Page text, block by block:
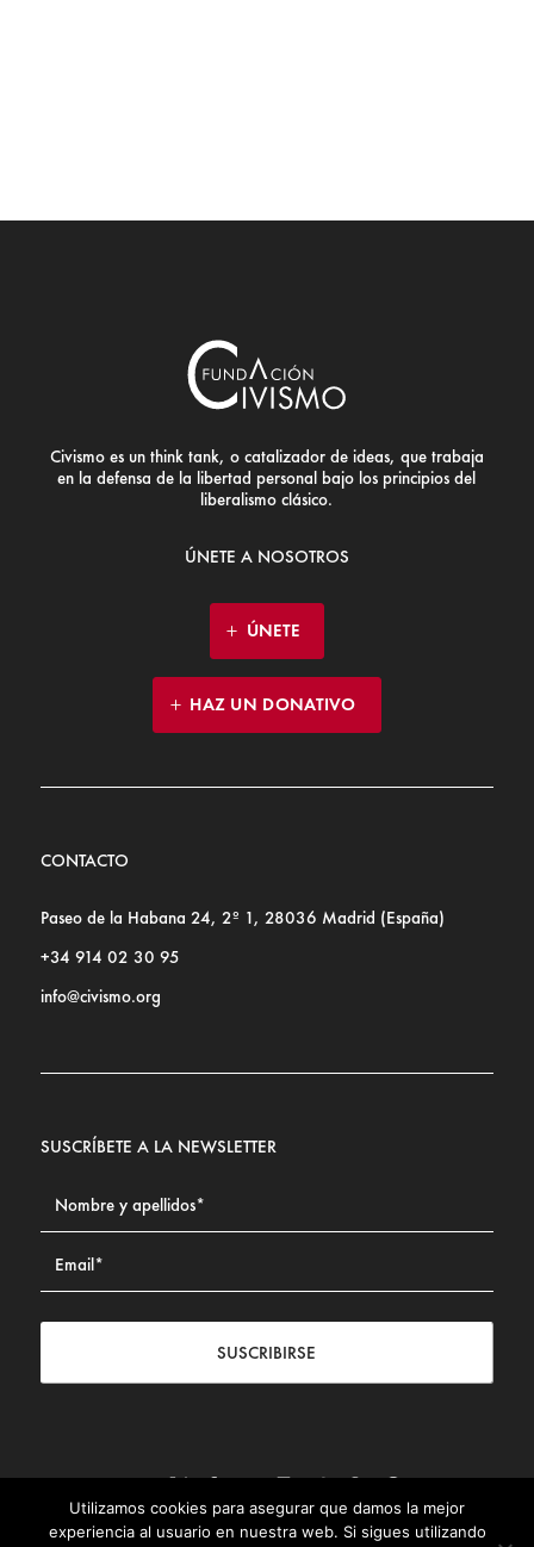
Civismo es un think tank, o catalizador de ideas, que trabaja
en la defensa de la libertad personal bajo los principios del
liberalismo clásico.
ÚNETE A NOSOTROS
ÚNETE
HAZ UN DONATIVO
CONTACTO
Paseo de la Habana 24, 2º 1, 28036 Madrid (España)
+34 914 02 30 95
info@civismo.org
SUSCRÍBETE A LA NEWSLETTER
SUSCRIBIRSE
Contacto | Aviso legal | Política de privacidad | Política de
Utilizamos cookies para asegurar que damos la mejor
experiencia al usuario en nuestra web. Si sigues utilizando